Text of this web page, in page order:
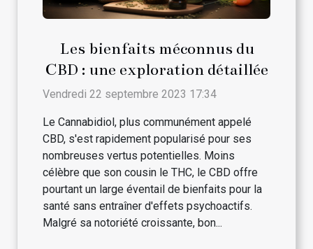
Les bienfaits méconnus du
CBD : une exploration détaillée
Vendredi 22 septembre 2023 17:34
Le Cannabidiol, plus communément appelé
CBD, s'est rapidement popularisé pour ses
nombreuses vertus potentielles. Moins
célèbre que son cousin le THC, le CBD offre
pourtant un large éventail de bienfaits pour la
santé sans entraîner d'effets psychoactifs.
Malgré sa notoriété croissante, bon...